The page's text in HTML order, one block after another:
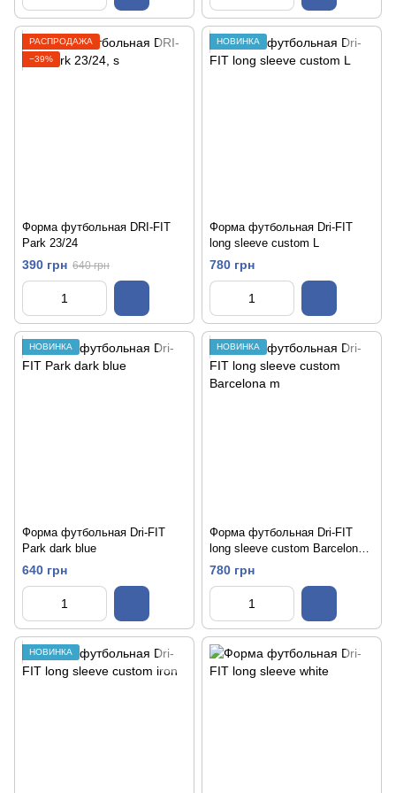
РАСПРОДАЖА
−39%
Форма футбольная DRI-FIT
Park 23/24
390 грн 640 грн
НОВИНКА
Форма футбольная Dri-FIT
long sleeve custom L
780 грн
НОВИНКА
Форма футбольная Dri-FIT
Park dark blue
640 грн
НОВИНКА
Форма футбольная Dri-FIT
long sleeve custom Barcelona
m
780 грн
НОВИНКА